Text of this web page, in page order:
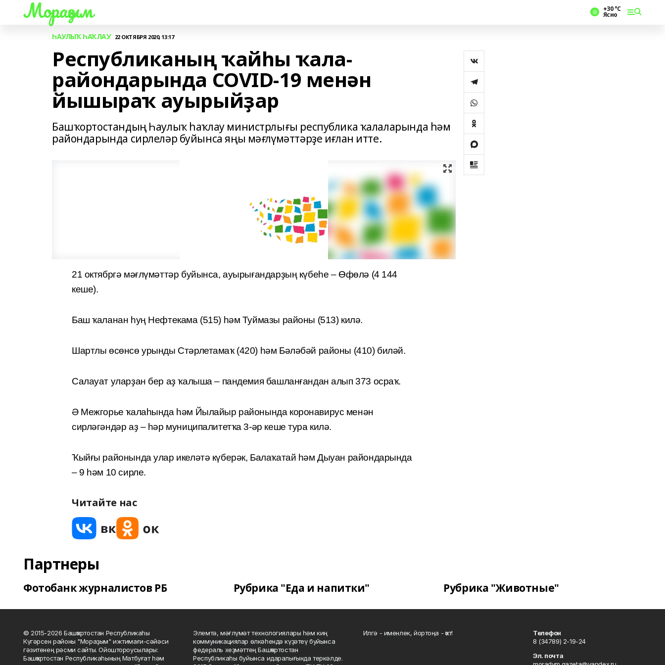
Мораҙым +30 °С
Ясно
ҺАУЛЫҠ ҺАҠЛАУ 22 ОКТЯБРЯ 2020, 13:17
Республиканың ҡайһы ҡала-
райондарында COVID-19 менән
йышыраҡ ауырыйҙар
Башҡортостандың Һаулыҡ һаҡлау министрлығы республика ҡалаларында һәм
райондарында сирлеләр буйынса яңы мәғлүмәттәрҙе иғлан итте.
21 октябргә мәғлүмәттәр буйынса, ауырығандарҙың күбеһе – Өфөлә (4 144
кеше).
Баш ҡаланан һуң Нефтекама (515) һәм Туймазы районы (513) килә.
Шартлы өсөнсө урынды Стәрлетамаҡ (420) һәм Бәләбәй районы (410) биләй.
Салауат уларҙан бер аҙ ҡалыша – пандемия башланғандан алып 373 осраҡ.
Ә Межгорье ҡалаһында һәм Йылайыр районында коронавирус менән
сирләгәндәр аҙ – һәр муниципалитетҡа 3-әр кеше тура килә.
Ҡыйғы районында улар икеләтә күберәк, Балаҡатай һәм Дыуан райондарында
– 9 һәм 10 сирле.
Читайте нас
Партнеры
Фотобанк журналистов РБ Рубрика "Еда и напитки" Рубрика "Животные"
© 2015-2026 Башҡортостан Республикаһы
Күгәрсен районы "Мораҙым" ижтимағи-сәйәси
гәзитенең рәсми сайты. Ойоштороусылары:
Башҡортостан Республикаһының Матбуғат һәм
Элемтә, мәғлүмәт технологиялары һәм киң
коммуникациялар өлкәһендә күҙәтеү буйынса
федераль хеҙмәттең Башҡортостан
Республикаһы буйынса идаралығында теркәлде.
Илгә - именлек, йортоңа - ҡот!
Телефон
8 (34789) 2-19-24
Эл. почта